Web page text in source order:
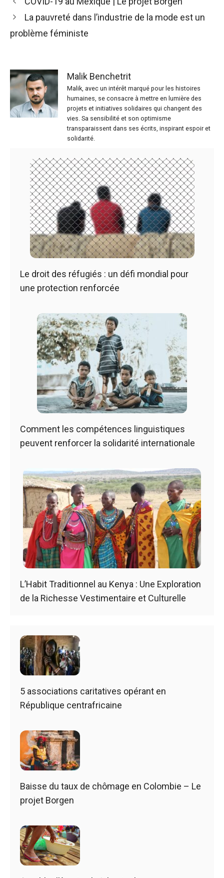
La pauvreté dans l’industrie de la mode est un
problème féministe
Malik Benchetrit
Malik, avec un intérêt marqué pour les histoires
humaines, se consacre à mettre en lumière des
projets et initiatives solidaires qui changent des
vies. Sa sensibilité et son optimisme
transparaissent dans ses écrits, inspirant espoir et
solidarité.
Le droit des réfugiés : un défi mondial pour
une protection renforcée
Comment les compétences linguistiques
peuvent renforcer la solidarité internationale
L’Habit Traditionnel au Kenya : Une Exploration
de la Richesse Vestimentaire et Culturelle
5 associations caritatives opérant en
République centrafricaine
Baisse du taux de chômage en Colombie – Le
projet Borgen